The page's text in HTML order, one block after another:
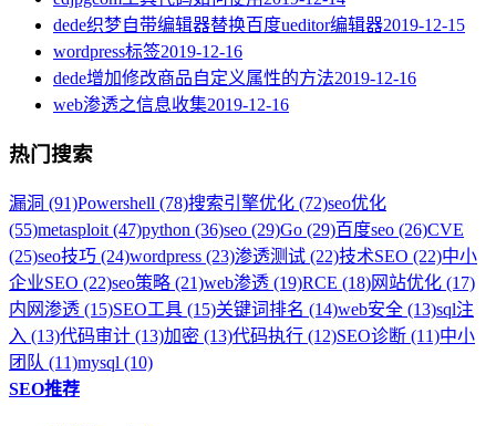
dede织梦自带编辑器替换百度ueditor编辑器2019-12-15
wordpress标签2019-12-16
dede增加修改商品自定义属性的方法2019-12-16
web渗透之信息收集2019-12-16
热门搜索
漏洞 (91)Powershell (78)搜索引擎优化 (72)seo优化
(55)metasploit (47)python (36)seo (29)Go (29)百度seo (26)CVE
(25)seo技巧 (24)wordpress (23)渗透测试 (22)技术SEO (22)中小
企业SEO (22)seo策略 (21)web渗透 (19)RCE (18)网站优化 (17)
内网渗透 (15)SEO工具 (15)关键词排名 (14)web安全 (13)sql注
入 (13)代码审计 (13)加密 (13)代码执行 (12)SEO诊断 (11)中小
团队 (11)mysql (10)
SEO推荐